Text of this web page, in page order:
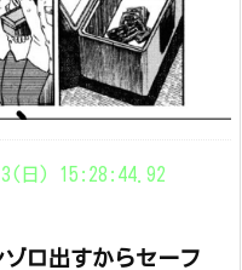
日) 15:28:44.92
ロ出すからセーフ